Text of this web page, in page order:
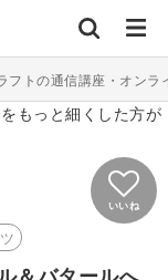
フトの通信講座・オンラ
いいね